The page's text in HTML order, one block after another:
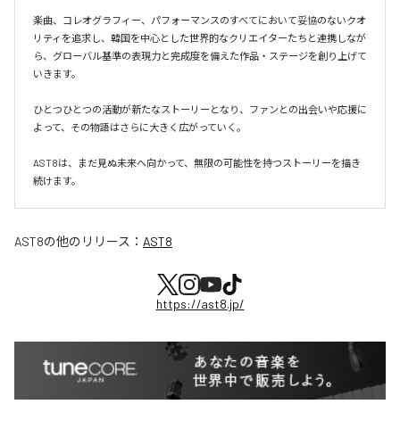
楽曲、コレオグラフィー、パフォーマンスのすべてにおいて妥協のないクオ
リティを追求し、韓国を中心とした世界的なクリエイターたちと連携しなが
ら、グローバル基準の表現力と完成度を備えた作品・ステージを創り上げて
いきます。
ひとつひとつの活動が新たなストーリーとなり、ファンとの出会いや応援に
よって、その物語はさらに大きく広がっていく。
AST8は、まだ見ぬ未来へ向かって、無限の可能性を持つストーリーを描き
続けます。
AST8の他のリリース： AST8
https://ast8.jp/